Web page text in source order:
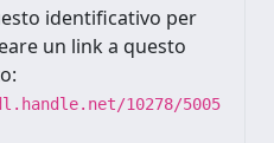
identificativo per
un link a questo
10278/5005